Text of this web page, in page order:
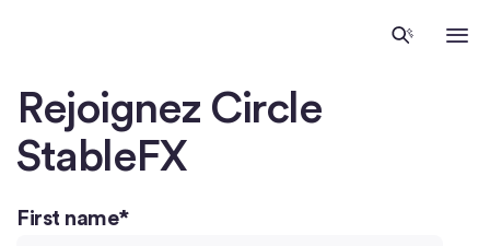
Rejoignez Circle
StableFX
First name*